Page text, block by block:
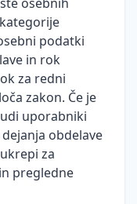
osebnih
podatki
in rok
za redni
zakon. Če je
uporabniki
obdelave
za
pregledne